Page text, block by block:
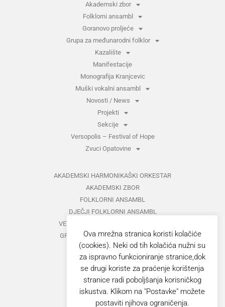
Akademski zbor
Folklorni ansambl
Goranovo proljeće
Grupa za međunarodni folklor
Kazalište
Manifestacije
Monografija Kranjcevic
Muški vokalni ansambl
Novosti / News
Projekti
Sekcije
Versopolis – Festival of Hope
Zvuci Opatovine
AKADEMSKI HARMONIKAŠKI ORKESTAR
AKADEMSKI ZBOR
FOLKLORNI ANSAMBL
DJEČJI FOLKLORNI ANSAMBL
VETERANI FOLKLORNOG ANSAMBLA
GRUPA ZA MEĐUNARODNI FOLKLOR
KAZALIŠTE
MUŠKI VOKALNI ANSAMBL
ZAJEDNIČKI KONCERTI
GORANOVO PROLJEĆE
Ova mrežna stranica koristi kolačiće
(cookies). Neki od tih kolačića nužni su
za ispravno funkcioniranje stranice,dok
se drugi koriste za praćenje korištenja
stranice radi poboljšanja korisničkog
iskustva. Klikom na "Postavke" možete
postaviti njihova ograničenja.